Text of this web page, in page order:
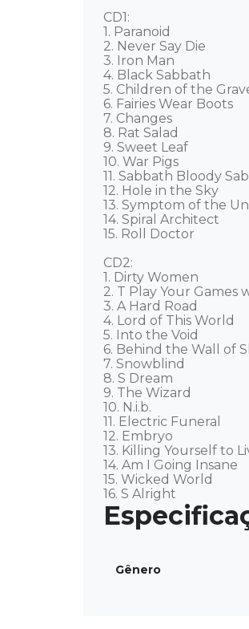
CD1:
1. Paranoid
2. Never Say Die
3. Iron Man
4. Black Sabbath
5. Children of the
6. Fairies Wear Boots
7. Changes
8. Rat Salad
9. Sweet Leaf
10. War Pigs
11. Sabbath Bloody
12. Hole in the Sky
13. Symptom of the
14. Spiral Architect
15. Roll Doctor
CD2:
1. Dirty Women
2. T Play Your Games
3. A Hard Road
4. Lord of This World
5. Into the Void
6. Behind the Wall of
7. Snowblind
8. S Dream
9. The Wizard
10. N.i.b.
11. Electric Funeral
12. Embryo
13. Killing Yourself to
14. Am I Going Insane
15. Wicked World
16. S Alright
Gênero